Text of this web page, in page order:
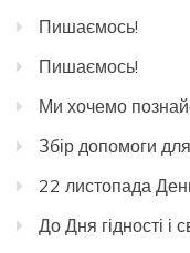
Пишаємось!
Пишаємось!
Ми хочемо
Збір допомоги
22 листопада
До Дня гідності і